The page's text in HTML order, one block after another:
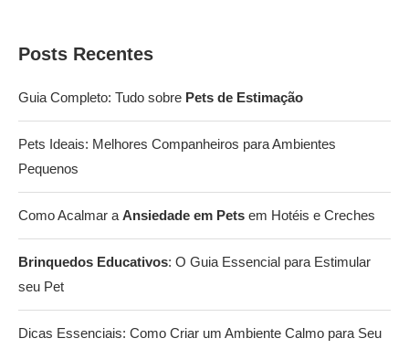
Posts Recentes
Guia Completo: Tudo sobre Pets de Estimação
Pets Ideais: Melhores Companheiros para Ambientes
Pequenos
Como Acalmar a Ansiedade em Pets em Hotéis e Creches
Brinquedos Educativos: O Guia Essencial para Estimular
seu Pet
Dicas Essenciais: Como Criar um Ambiente Calmo para Seu